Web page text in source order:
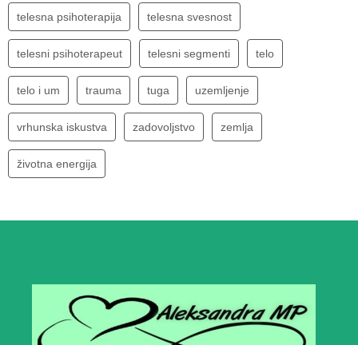
telesna psihoterapija telesna svesnost
telesni psihoterapeut telesni segmenti telo
telo i um trauma tuga uzemljenje
vrhunska iskustva zadovoljstvo zemlja
životna energija